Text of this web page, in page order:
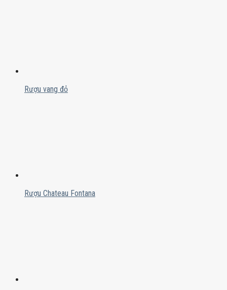
Rượu vang đỏ
Rượu Chateau Fontana